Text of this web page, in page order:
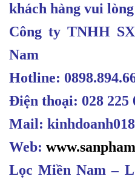
khách hàng vui
Công ty TNHH
Nam
Hotline:
Điện thoại: 028 225
Mail:
Web:
Lọc Miền Nam –